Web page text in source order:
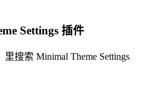
Settings 插件
搜索 Minimal Theme Settings